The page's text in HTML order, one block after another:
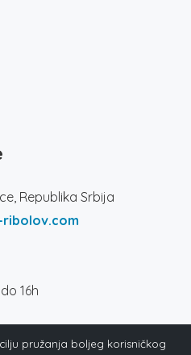
Republika Srbija
16h
pružanja boljeg korisničkog